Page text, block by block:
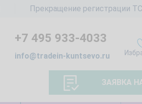
Прекращение регистрации ТС
+7 495 933-4033
info@tradein-kuntsevo.ru
ЗАЯВКА